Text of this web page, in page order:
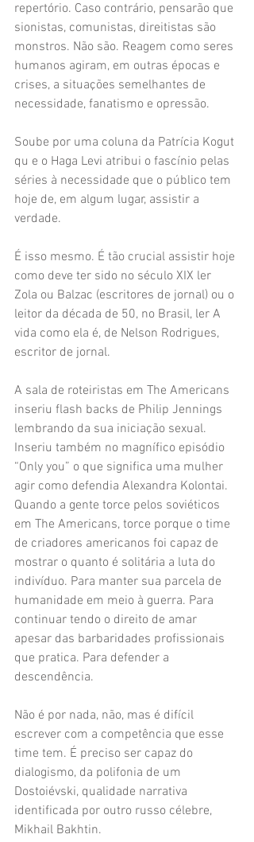
repertório. Caso contrário, pensarão que
sionistas, comunistas, direitistas são
monstros. Não são. Reagem como seres
humanos agiram, em outras épocas e
crises, a situações semelhantes de
necessidade, fanatismo e opressão.
Soube por uma coluna da Patrícia Kogut
qu e o Haga Levi atribui o fascínio pelas
séries à necessidade que o público tem
hoje de, em algum lugar, assistir a
verdade.
É isso mesmo. É tão crucial assistir hoje
como deve ter sido no século XIX ler
Zola ou Balzac (escritores de jornal) ou o
leitor da década de 50, no Brasil, ler A
vida como ela é, de Nelson Rodrigues,
escritor de jornal.
A sala de roteiristas em The Americans
inseriu flash backs de Philip Jennings
lembrando da sua iniciação sexual.
Inseriu também no magnífico episódio
“Only you” o que significa uma mulher
agir como defendia Alexandra Kolontai.
Quando a gente torce pelos soviéticos
em The Americans, torce porque o time
de criadores americanos foi capaz de
mostrar o quanto é solitária a luta do
indivíduo. Para manter sua parcela de
humanidade em meio à guerra. Para
continuar tendo o direito de amar
apesar das barbaridades profissionais
que pratica. Para defender a
descendência.
Não é por nada, não, mas é difícil
escrever com a competência que esse
time tem. É preciso ser capaz do
dialogismo, da polifonia de um
Dostoiévski, qualidade narrativa
identificada por outro russo célebre,
Mikhail Bakhtin.